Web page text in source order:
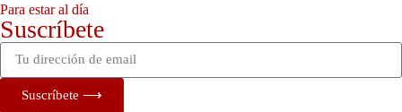
Para estar al día
Suscríbete
Suscríbete ⟶